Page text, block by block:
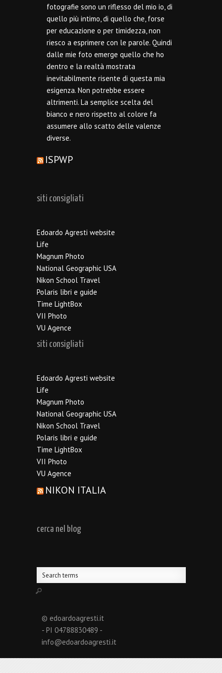
fotografie sono un riflesso del mio io, di
quello più intimo, di quello che, forse
per educazione o per timidezza, non
riesco a esprimere con le parole. Quindi
dalle mie foto emerge quello che ho
dentro e la realtà mostrata
inevitabilmente risente di questa mia
esigenza. Non potrebbe essere
altrimenti. La semplice scelta del
bianco e nero rispetto al colore fa
assumere allo scatto delle valenze
diverse.
ISPWP
siti consigliati
Edoardo Agresti website
Life
Magnum Photo
National Geographic USA
Nikon School Travel
Polaris libri e guide
Time LightBox
VII Photo
VU Agence
siti consigliati
Edoardo Agresti website
Life
Magnum Photo
National Geographic USA
Nikon School Travel
Polaris libri e guide
Time LightBox
VII Photo
VU Agence
NIKON ITALIA
cerca nel blog
© edoardoagresti.it
- PI 04788830489 -
info@edoardoagresti.it